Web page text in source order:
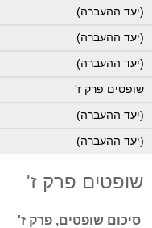
שופטים פרק ז'
סיכום שופטים, פרק ז'